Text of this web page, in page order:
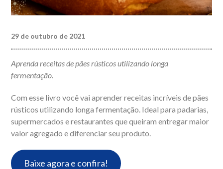
29 de outubro de 2021
Aprenda receitas de pães rústicos utilizando longa
fermentação.
Com esse livro você vai aprender receitas incríveis de pães
rústicos utilizando longa fermentação. Ideal para padarias,
supermercados e restaurantes que queiram entregar maior
valor agregado e diferenciar seu produto.
Baixe agora e confira!